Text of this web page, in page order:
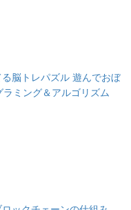
脳トレパズル 遊んでおぼ
ラミング＆アルゴリズム